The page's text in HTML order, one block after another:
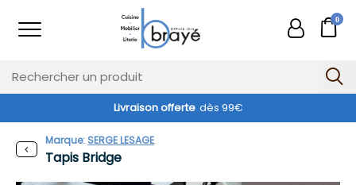
0
Livraison offerte dès 99€
Tapis Bridge
Marque: SERGE LESAGE